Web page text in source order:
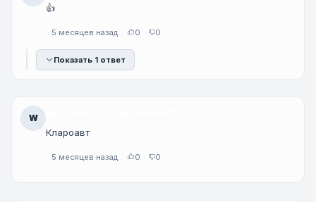
👍
5 месяцев назад 0 0
Показать 1 ответ
W
Клароавт
5 месяцев назад 0 0